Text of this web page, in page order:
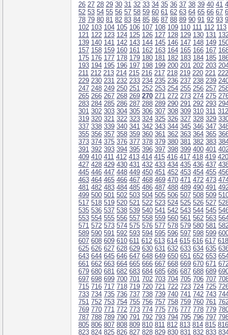
26 27 28 29 30 31 32 33 34 35 36 37 38 39 40 41
52 53 54 55 56 57 58 59 60 61 62 63 64 65 66 67
78 79 80 81 82 83 84 85 86 87 88 89 90 91 92 93
102 103 104 105 106 107 108 109 110 111 112 113
121 122 123 124 125 126 127 128 129 130 131
139 140 141 142 143 144 145 146 147 148 149
157 158 159 160 161 162 163 164 165 166 167
175 176 177 178 179 180 181 182 183 184 185
193 194 195 196 197 198 199 200 201 202 203
211 212 213 214 215 216 217 218 219 220 221 222
229 230 231 232 233 234 235 236 237 238 239
247 248 249 250 251 252 253 254 255 256 257
265 266 267 268 269 270 271 272 273 274 275
283 284 285 286 287 288 289 290 291 292 293
301 302 303 304 305 306 307 308 309 310 311 312
319 320 321 322 323 324 325 326 327 328 329
337 338 339 340 341 342 343 344 345 346 347
355 356 357 358 359 360 361 362 363 364 365
373 374 375 376 377 378 379 380 381 382 383
391 392 393 394 395 396 397 398 399 400 401
409 410 411 412 413 414 415 416 417 418 419 420
427 428 429 430 431 432 433 434 435 436 437
445 446 447 448 449 450 451 452 453 454 455
463 464 465 466 467 468 469 470 471 472 473
481 482 483 484 485 486 487 488 489 490 491
499 500 501 502 503 504 505 506 507 508 509
517 518 519 520 521 522 523 524 525 526 527
535 536 537 538 539 540 541 542 543 544 545
553 554 555 556 557 558 559 560 561 562 563
571 572 573 574 575 576 577 578 579 580 581
589 590 591 592 593 594 595 596 597 598 599
607 608 609 610 611 612 613 614 615 616 617 618
625 626 627 628 629 630 631 632 633 634 635
643 644 645 646 647 648 649 650 651 652 653
661 662 663 664 665 666 667 668 669 670 671
679 680 681 682 683 684 685 686 687 688 689
697 698 699 700 701 702 703 704 705 706 707
715 716 717 718 719 720 721 722 723 724 725
733 734 735 736 737 738 739 740 741 742 743
751 752 753 754 755 756 757 758 759 760 761
769 770 771 772 773 774 775 776 777 778 779
787 788 789 790 791 792 793 794 795 796 797
805 806 807 808 809 810 811 812 813 814 815 816
823 824 825 826 827 828 829 830 831 832 833